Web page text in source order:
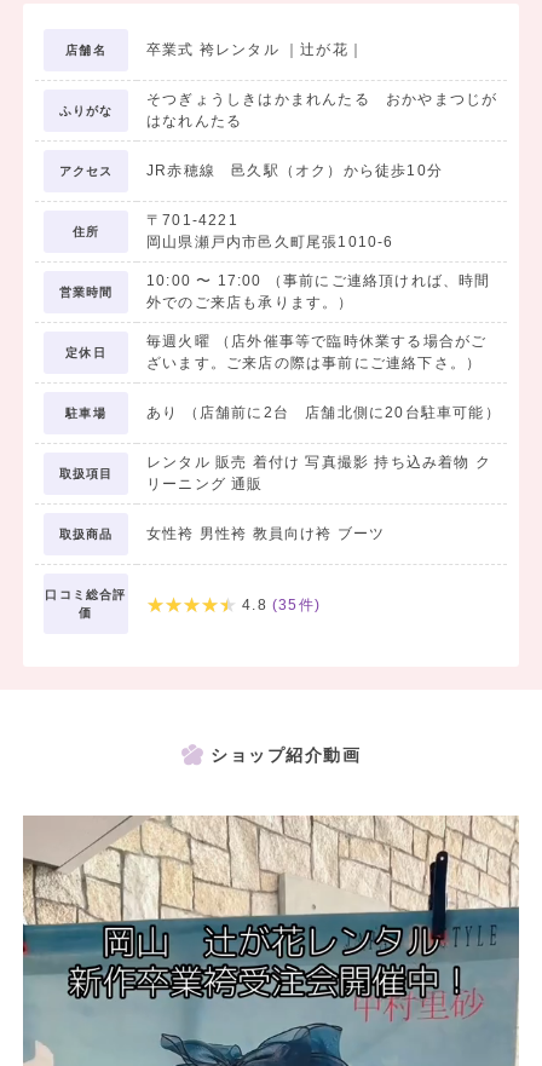
・髪飾り 2800円
｜オプション｜
●着付けヘアー15000円（早朝5時より対応できます）
・メイク 3000円
その他各種レンタル取り揃えています。
◇岡山県内の大学でも袴レンタル展示会を開催しています。
●環太平洋大学
※展示会開催日程は辻が花までお問い合わせ下さい。
羽織・着物・袴・帯・半襦袢・羽織紐・雪駄・着付け小物一式・当日
成人式の袴レンタルは、My袴「男袴レンタル 岡山辻が花レンタ
店舗名 卒業式 袴レンタル ｜辻が花｜
ふりがな
そつぎょうしきはかまれんたる おかやまつじが
はなれんたる
アクセス JR赤穂線 邑久駅（オク）から徒歩10分
住所
〒701-4221
岡山県瀬戸内市邑久町尾張1010-6
営業時間
10:00 〜 17:00
（事前にご連絡頂ければ、時間
外でのご来店も承ります。）
定休日
毎週火曜 （店外催事等で臨時休業する場合がご
ざいます。ご来店の際は事前にご連絡下さ。）
駐車場 あり （店舗前に2台 店舗北側に20台駐車可能）
取扱項目
レンタル 販売 着付け 写真撮影 持ち込み着物 ク
リーニング 通販
取扱商品 女性袴 男性袴 教員向け袴 ブーツ
口コミ総合評
価
4.8 (35 件)
ショップ紹介動画